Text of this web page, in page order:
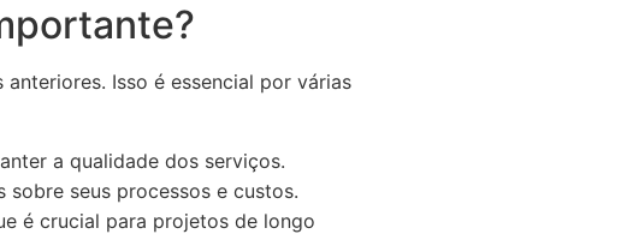
Isso é essencial por várias
a qualidade dos serviços.
seus processos e custos.
é crucial para projetos de longo